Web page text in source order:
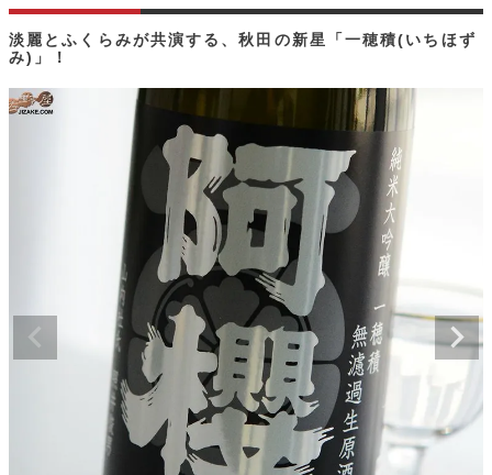
淡麗とふくらみが共演する、秋田の新星「一穂積(いちほず
み)」！